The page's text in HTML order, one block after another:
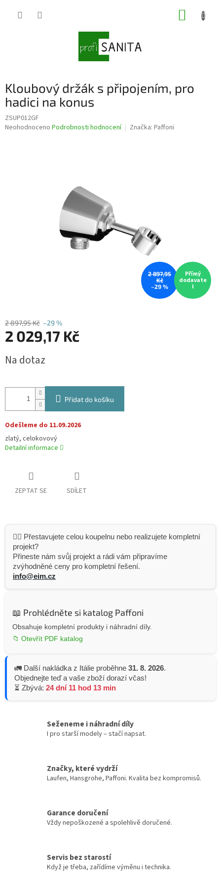
Kloubový držák s připojením, pro
hadici na konus
ZSUP012GF
Průměrné
Neohodnoceno Podrobnosti hodnocení Značka: Paffoni
2 897,95
Kč
–29 %
Přímý
dodavate
l
2 897,95 Kč –29 %
2 029,17 Kč
cena:
Na dotaz
Přidat do košíku
Odešleme do 11.09.2026
zlatý, celokovový
Detailní informace
ZEPTAT SE SDÍLET
👷‍♂️ Přestavujete celou koupelnu nebo realizujete kompletní
projekt?
Přineste nám svůj projekt a rádi vám připravíme
zvýhodněné ceny pro kompletní řešení.
info@eim.cz
📖 Prohlédněte si katalog Paffoni
Obsahuje kompletní produkty i náhradní díly.
📁 Otevřít PDF katalog
🚛 Další nakládka z Itálie proběhne 31. 8. 2026.
Objednejte teď a vaše zboží dorazí včas!
⏳ Zbývá: 24 dní 11 hod 13 min
Seženeme i náhradní díly
I pro starší modely – stačí napsat.
Značky, které vydrží
Laufen, Hansgrohe, Paffoni. Kvalita bez kompromisů.
Garance doručení
Vždy nepoškozené a spolehlivě doručené.
Servis bez starostí
Když je třeba, zařídíme výměnu i technika.